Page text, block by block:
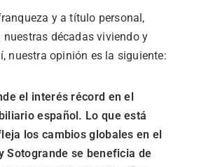
y a título personal,
nuestras décadas viviendo y
nuestra opinión es la siguiente:
el interés récord en el
español. Lo que está
los cambios globales en el
Sotogrande se beneficia de